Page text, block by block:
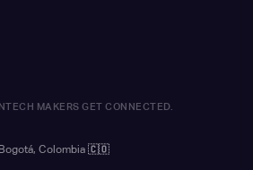
MAKERS GET CONNECTED.
Bogotá, Colombia 🇨🇴